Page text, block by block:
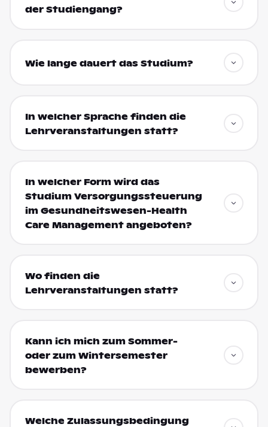
der Studiengang?
Wie lange dauert das Studium?
In welcher Sprache finden die
Lehrveranstaltungen statt?
In welcher Form wird das
Studium Versorgungssteuerung
im Gesundheitswesen-Health
Care Management angeboten?
Wo finden die
Lehrveranstaltungen statt?
Kann ich mich zum Sommer-
oder zum Wintersemester
bewerben?
Welche Zulassungsbedingung